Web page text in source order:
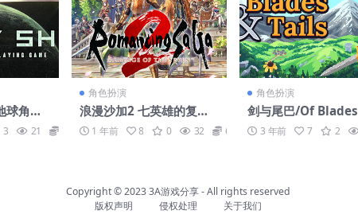
球角色
A
Playin
3 21
角色扮演
浪漫沙加2 七英雄的复仇/
Romancing SaGa 2: Re
venge of the Seven
1 年前 8 0 32 6.6
角色扮演
剑与尾巴/Of Blades
3 年前 7 2
Copyright © 20233A游戏分享- All rights reserved
版权声明
侵权处理 关于我们